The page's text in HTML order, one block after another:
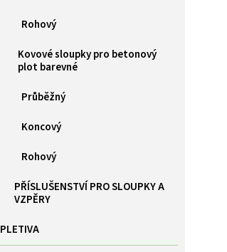
Rohový
Kovové sloupky pro betonový
plot barevné
Průběžný
Koncový
Rohový
PŘÍSLUŠENSTVÍ PRO SLOUPKY A
VZPĚRY
PLETIVA